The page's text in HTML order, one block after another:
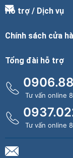
Hỗ trợ / Dịch vụ
Chính sách cửa
Tổng đài hỗ trợ
Tư vấn online
Tư vấn online